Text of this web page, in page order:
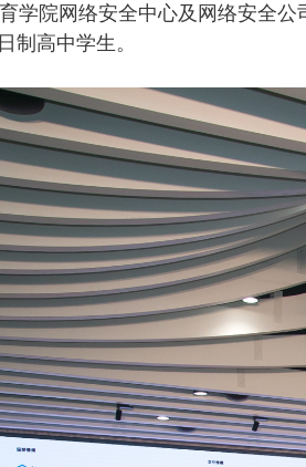
学院网络安全中心及网络安全
制高中学生。